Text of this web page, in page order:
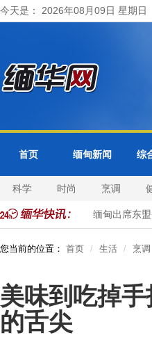
今天是： 2026年08月09日 星期日
首页 缅甸新闻 综
科学 时尚 烹调
字化转型 缅甸出席东盟+3
您当前的位置： 首页 生活 烹调
美味到吃掉
的舌尖